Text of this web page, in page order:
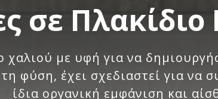
σε Πλακίδιο
με υφή για να
φύση, έχει σχεδιαστεί για να
ίδια οργανική εμφάνιση και